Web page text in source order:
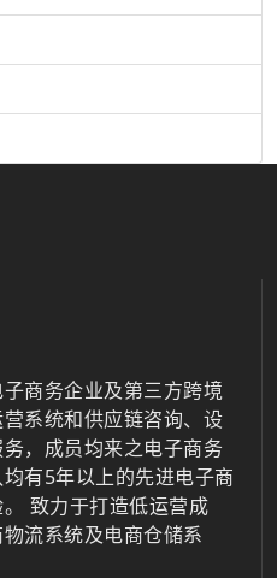
商务企业及第三方跨境
系统和供应链咨询、设
，成员均来之电子商务
有5年以上的先进电子商
致力于打造低运营成
流系统及电商仓储系